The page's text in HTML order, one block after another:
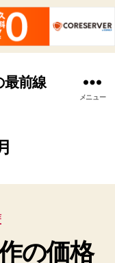
最前線
メニュー
の価格